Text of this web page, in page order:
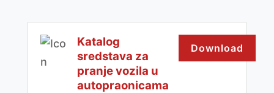
Katalog
sredstava za
pranje vozila u
autopraonicama
Download